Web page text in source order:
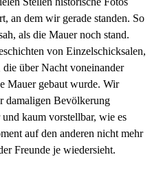
an dem wir gerade standen. So
als die Mauer noch stand.
von Einzelschicksalen,
über Nacht voneinander
Mauer gebaut wurde. Wir
damaligen Bevölkerung
kaum vorstellbar, wie es
auf den anderen nicht mehr
Freunde je wiedersieht.